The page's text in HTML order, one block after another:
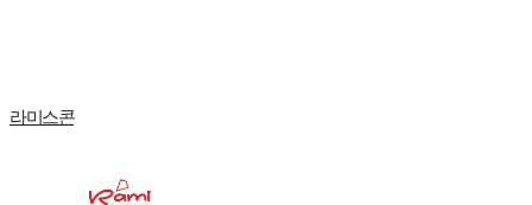
라미스콘